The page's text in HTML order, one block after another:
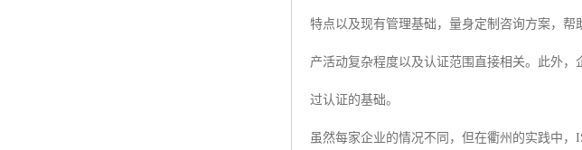
特点以及现有管理基础，量身定制咨询方案，
产活动复杂程度以及认证范围直接相关。此外
过认证的基础。
虽然每家企业的情况不同，但在衢州的实践中